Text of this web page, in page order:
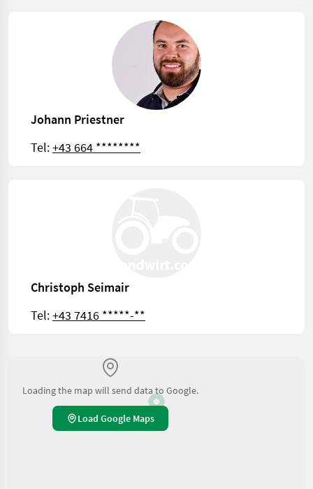
Johann Priestner
Tel:+43 664 ********
Christoph Seimair
Tel:+43 7416 *****-**
Loading the map will send data to Google.
Load Google Maps